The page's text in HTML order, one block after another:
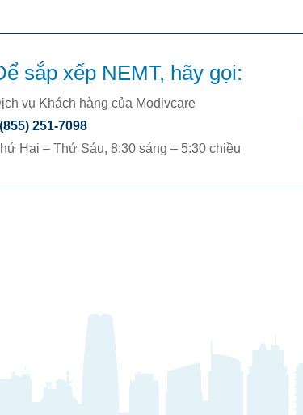
sắp xếp NEMT, hãy gọi:
vụ Khách hàng của Modivcare
251-7098
Hai – Thứ Sáu, 8:30 sáng – 5:30 chiều